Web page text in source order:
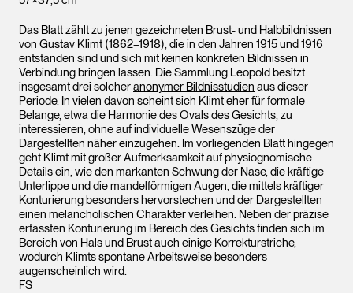
Das Blatt zählt zu jenen gezeichneten Brust- und Halbbildnissen
von Gustav Klimt (1862–1918), die in den Jahren 1915 und 1916
entstanden sind und sich mit keinen konkreten Bildnissen in
Verbindung bringen lassen. Die Sammlung Leopold besitzt
insgesamt drei solcheranonymer Bildnisstudien aus dieser
Periode. In vielen davon scheint sich Klimt eher für formale
Belange, etwa die Harmonie des Ovals des Gesichts, zu
interessieren, ohne auf individuelle Wesenszüge der
Dargestellten näher einzugehen. Im vorliegenden Blatt hingegen
geht Klimt mit großer Aufmerksamkeit auf physiognomische
Details ein, wie den markanten Schwung der Nase, die kräftige
Unterlippe und die mandelförmigen Augen, die mittels kräftiger
Konturierung besonders hervorstechen und der Dargestellten
einen melancholischen Charakter verleihen. Neben der präzise
erfassten Konturierung im Bereich des Gesichts finden sich im
Bereich von Hals und Brust auch einige Korrekturstriche,
wodurch Klimts spontane Arbeitsweise besonders
augenscheinlich wird.
FS